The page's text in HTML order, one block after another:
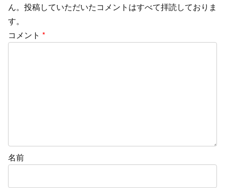
ん。投稿していただいたコメントはすべて拝読しておりま
す。
コメント *
名前